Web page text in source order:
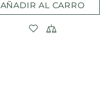
AÑADIR AL CARRO